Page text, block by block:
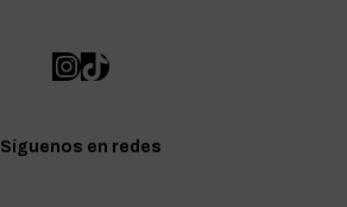
Síguenos en redes